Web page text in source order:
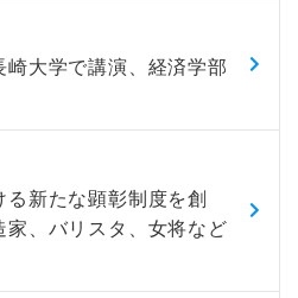
大学で講演、経済学部
新たな顕彰制度を創
家、バリスタ、女将など